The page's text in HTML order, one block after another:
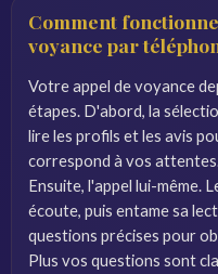
Comment
voyance par
Votre appel de voyance
étapes. D'abord, la
lire les profils et les avis
correspond à vos
Ensuite, l'appel lui-même.
écoute, puis entame sa
questions précises pour
Plus vos questions sont